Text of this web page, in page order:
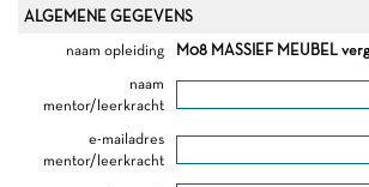
ALGEMENE GEGEVENS
naam opleiding
M08 MASSIEF MEUBEL
naam
mentor/leerkracht
e-mailadres
mentor/leerkracht